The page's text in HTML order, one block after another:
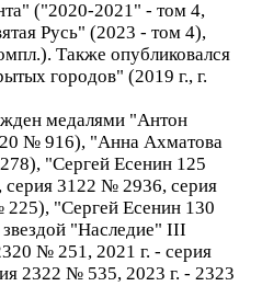
("2020-2021" - том 4,
Русь" (2023 - том 4),
Также опубликовался
городов" (2019 г., г.
медалями "Антон
№ 916), "Анна Ахматова
"Сергей Есенин 125
3122 № 2936, серия
"Сергей Есенин 130
"Наследие" III
№ 251, 2021 г. - серия
2322 № 535, 2023 г. - 2323